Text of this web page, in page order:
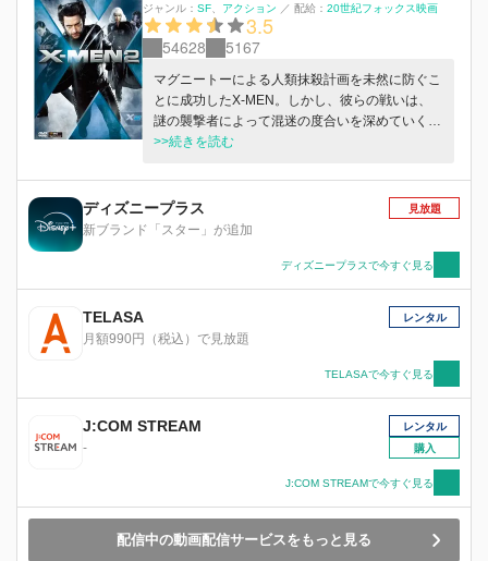
ジャンル： SF アクション ／ 配給： 20世紀フォックス映画
3.5
54628 5167
マグニートーによる人類抹殺計画を未然に防ぐこ
とに成功したX-MEN。しかし、彼らの戦いは、
謎の襲撃者によって混迷の度合いを深めていく。
衝突は一般市民をも巻き込んだ惨劇となり、ミュ
起こした。 新たな運動の先頭に立ったのは、ミ
ュータントへの生体実験を噂されている大富豪、
ストライカー。彼の真の目的とは？ そしてミュ
>>続きを読む
ディズニープラス
新ブランド「スター」が追加
見放題
ディズニープラスで今すぐ見る
TELASA
月額990円（税込）で見放題
レンタル
TELASAで今すぐ見る
J:COM STREAM
-
レンタル
購入
J:COM STREAMで今すぐ見る
配信中の動画配信サービスをもっと見る